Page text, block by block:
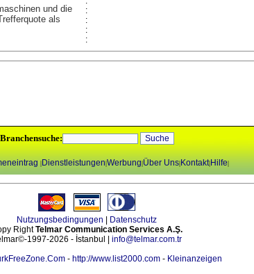
und die
als
:
:
:
:
Branchensuche:
|Dienstleistungen|Werbung|Über Uns|Kontakt|Hilfe|
Nutzungsbedingungen
Datenschutz
RightTelmar Communication Services A.Ş.
1997-2026 - İstanbul | info@telmar.com.tr
- http://www.list2000.com - Kleinanzeigen